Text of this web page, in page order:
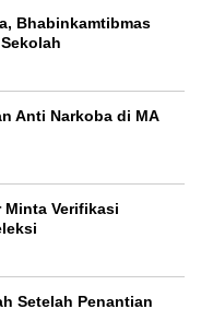
Bhabinkamtibmas
Anti Narkoba di MA
Minta Verifikasi
Setelah Penantian